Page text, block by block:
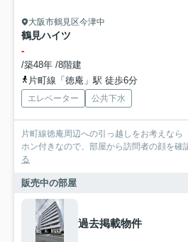
大阪市鶴見区今津中
鶴見ハイツ
-
/築48年 /8階建
片町線「徳庵」駅 徒歩6分
エレベーター 公共下水
片町線徳庵周辺への引っ越しをお考えなら
ホン付きなので、部屋から訪問者の顔を確
る
販売中の部屋
過去掲載物件